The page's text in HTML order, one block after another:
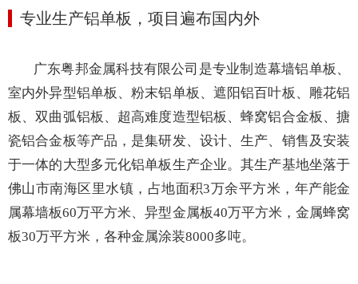
专业生产铝单板 ， 项目遍布国内外
广东粤邦金属科技有限公司是专业制造幕墙铝单板、
室内外异型铝单板、粉末铝单板、遮阳铝百叶板、雕花铝
板、双曲弧铝板、超高难度造型铝板、蜂窝铝合金板、搪
瓷铝合金板等产品，是集研发、设计、生产、销售及安装
于一体的大型多元化铝单板生产企业。其生产基地坐落于
佛山市南海区里水镇， 占地面积3万余平方米，年产能金
属幕墙板60万平方米、异型金属板40万平方米，金属蜂窝
板30万平方米，各种金属涂装8000多吨。